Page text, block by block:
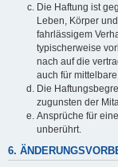
Die Haftung ist
Leben, Körper
fahrlässigem
typischerweise
nach auf die
auch für
Die
zugunsten der
Ansprüche für
unberührt.
6.